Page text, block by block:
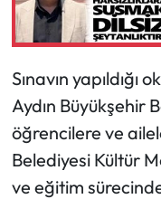
Sınavın
Aydın Büyükşehir
öğrencilere ve
Belediyesi Kültür
ve eğitim